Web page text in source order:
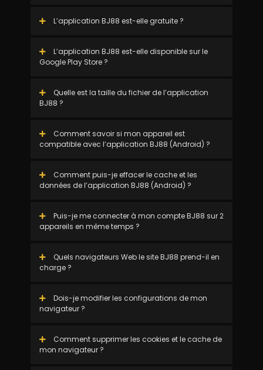
L’application BJ88 est-elle gratuite ?
L’application BJ88 est-elle disponible sur le
Google Play Store ?
Quelle est la taille du fichier de l’application
BJ88 ?
Comment savoir si mon appareil est
compatible avec l’application BJ88 (Android) ?
Comment puis-je effacer le cache et les
données de l’application BJ88 (Android) ?
Puis-je me connecter à mon compte BJ88 sur 2
appareils en même temps ?
Quels navigateurs Web le site BJ88 prend-il en
charge ?
Dois-je modifier les configurations de mon
navigateur ?
Comment supprimer les cookies et le cache de
mon navigateur ?